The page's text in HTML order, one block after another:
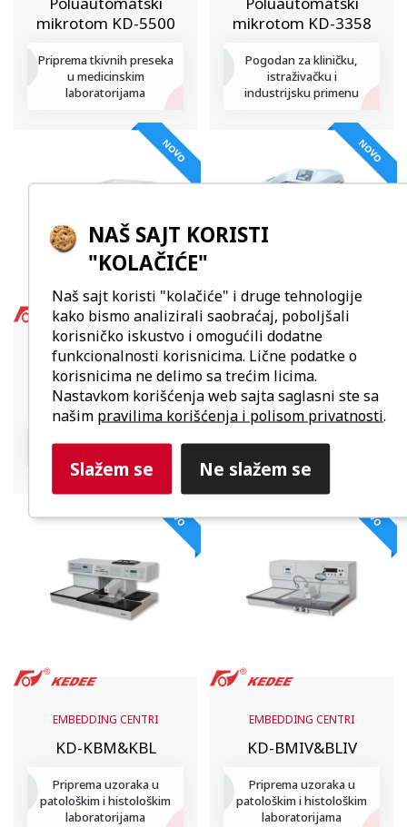
mikrotom KD-5500
Priprema tkivnih preseka
u medicinskim
laboratorijama
mikrotom KD-3358
Pogodan za kliničku,
istraživačku i
industrijsku primenu
NOVO
MIKROTOMI
Manuelni mikrotom
KD-2260
Industrijska kontrola
NOVO
KRIOTOMI
Kriotom KD-3000
Brzo i precizno sečenje
NOVO
EMBEDDING CENTRI
KD-KBM&KBL
Priprema uzoraka u
patološkim i histološkim
laboratorijama
NOVO
EMBEDDING CENTRI
KD-BMIV&BLIV
Priprema uzoraka u
patološkim i histološkim
laboratorijama
NAŠ SAJT KORISTI
"KOLAČIĆE"
Naš sajt koristi "kolačiće" i druge tehnologije
kako bismo analizirali saobraćaj, poboljšali
korisničko iskustvo i omogućili dodatne
funkcionalnosti korisnicima. Lične podatke o
korisnicima ne delimo sa trećim licima.
Nastavkom korišćenja web sajta saglasni ste sa
našim pravilima korišćenja i polisom privatnosti.
Slažem se Ne slažem se